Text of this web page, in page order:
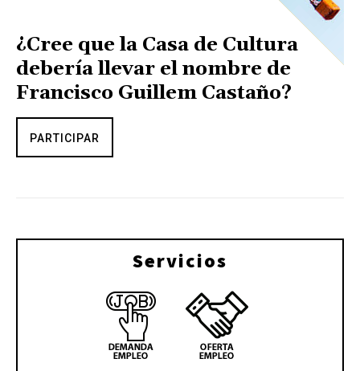
¿Cree que la Casa de Cultura
debería llevar el nombre de
Francisco Guillem Castaño?
PARTICIPAR
Servicios